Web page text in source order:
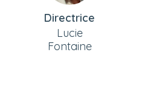
Directrice
Lucie
Fontaine